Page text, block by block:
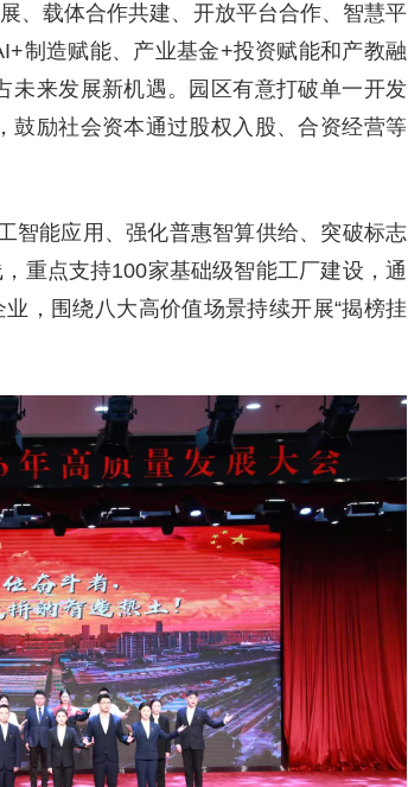
、载体合作共建、开放平台合作、智慧平
制造赋能、产业基金+投资赋能和产教融
未来发展新机遇。园区有意打破单一开发
鼓励社会资本通过股权入股、合资经营等
智能应用、强化普惠智算供给、突破标志
重点支持100家基础级智能工厂建设，通
，围绕八大高价值场景持续开展“揭榜挂